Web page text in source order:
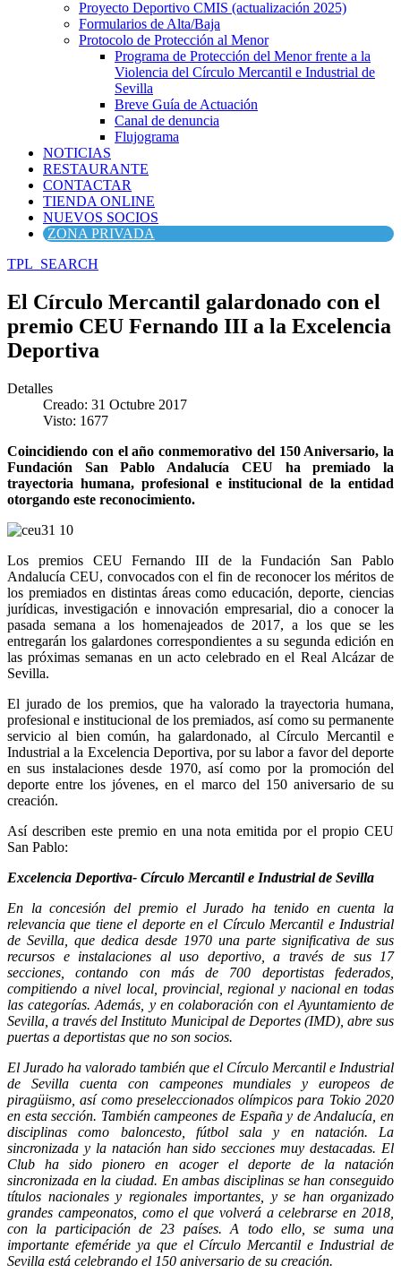
Proyecto Deportivo CMIS (actualización 2025)
Formularios de Alta/Baja
Protocolo de Protección al Menor
Programa de Protección del Menor frente a la
Violencia del Círculo Mercantil e Industrial de
Sevilla
Breve Guía de Actuación
Canal de denuncia
Flujograma
NOTICIAS
RESTAURANTE
CONTACTAR
TIENDA ONLINE
NUEVOS SOCIOS
ZONA PRIVADA
TPL_SEARCH
El Círculo Mercantil galardonado con el
premio CEU Fernando III a la Excelencia
Deportiva
Detalles
Creado: 31 Octubre 2017
Visto: 1677
Coincidiendo con el año conmemorativo del 150 Aniversario, la
Fundación San Pablo Andalucía CEU ha premiado la
trayectoria humana, profesional e institucional de la entidad
otorgando este reconocimiento.
Los premios CEU Fernando III de la Fundación San Pablo
Andalucía CEU, convocados con el fin de reconocer los méritos de
los premiados en distintas áreas como educación, deporte, ciencias
jurídicas, investigación e innovación empresarial, dio a conocer la
pasada semana a los homenajeados de 2017, a los que se les
entregarán los galardones correspondientes a su segunda edición en
las próximas semanas en un acto celebrado en el Real Alcázar de
Sevilla.
El jurado de los premios, que ha valorado la trayectoria humana,
profesional e institucional de los premiados, así como su permanente
servicio al bien común, ha galardonado, al Círculo Mercantil e
Industrial a la Excelencia Deportiva, por su labor a favor del deporte
en sus instalaciones desde 1970, así como por la promoción del
deporte entre los jóvenes, en el marco del 150 aniversario de su
creación.
Así describen este premio en una nota emitida por el propio CEU
San Pablo:
Excelencia Deportiva- Círculo Mercantil e Industrial de Sevilla
En la concesión del premio el Jurado ha tenido en cuenta la
relevancia que tiene el deporte en el Círculo Mercantil e Industrial
de Sevilla, que dedica desde 1970 una parte significativa de sus
recursos e instalaciones al uso deportivo, a través de sus 17
secciones, contando con más de 700 deportistas federados,
compitiendo a nivel local, provincial, regional y nacional en todas
las categorías. Además, y en colaboración con el Ayuntamiento de
Sevilla, a través del Instituto Municipal de Deportes (IMD), abre sus
puertas a deportistas que no son socios.
El Jurado ha valorado también que el Círculo Mercantil e Industrial
de Sevilla cuenta con campeones mundiales y europeos de
piragüismo, así como preseleccionados olímpicos para Tokio 2020
en esta sección. También campeones de España y de Andalucía, en
disciplinas como baloncesto, fútbol sala y en natación. La
sincronizada y la natación han sido secciones muy destacadas. El
Club ha sido pionero en acoger el deporte de la natación
sincronizada en la ciudad. En ambas disciplinas se han conseguido
títulos nacionales y regionales importantes, y se han organizado
grandes campeonatos, como el que volverá a celebrarse en 2018,
con la participación de 23 países. A todo ello, se suma una
importante efeméride ya que el Círculo Mercantil e Industrial de
Sevilla está celebrando el 150 aniversario de su creación.